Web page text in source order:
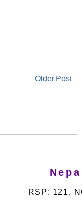
Older Post
RSP: 121,